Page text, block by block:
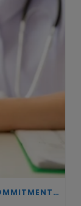
INVESTING IN BIOTECHNOLOGY: A COMMITMENT TO EXCELLENCE AND THE REAL IMPACT OF INNOVATION ON PATIENTS